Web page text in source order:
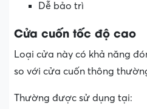
Dễ bảo trì
Cửa cuốn tốc độ cao
Loại cửa này có khả năng
so với cửa cuốn thông
Thường được sử dụng tại: